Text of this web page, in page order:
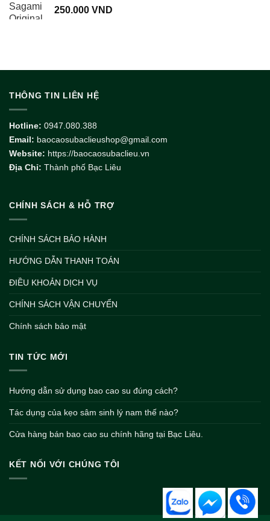
250.000 VND
THÔNG TIN LIÊN HỆ
Hotline: 0947.080.388
Email: baocaosubaclieushop@gmail.com
Website: https://baocaosubaclieu.vn
Địa Chỉ: Thành phố Bạc Liêu
CHÍNH SÁCH & HỖ TRỢ
CHÍNH SÁCH BẢO HÀNH
HƯỚNG DẪN THANH TOÁN
ĐIỀU KHOẢN DỊCH VỤ
CHÍNH SÁCH VẬN CHUYỂN
Chính sách bảo mật
TIN TỨC MỚI
Hướng dẫn sử dụng bao cao su đúng cách?
Tác dụng của kẹo sâm sinh lý nam thế nào?
Cửa hàng bán bao cao su chính hãng tại Bạc Liêu.
KẾT NỐI VỚI CHÚNG TÔI